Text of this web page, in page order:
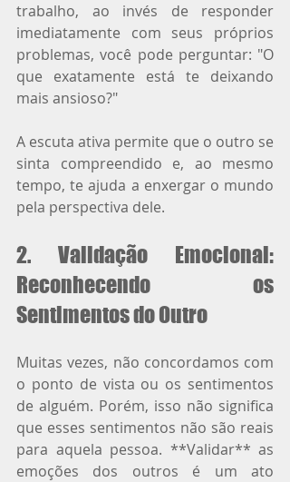
trabalho, ao invés de responder
imediatamente com seus próprios
problemas, você pode perguntar: "O
que exatamente está te deixando
mais ansioso?"
A escuta ativa permite que o outro se
sinta compreendido e, ao mesmo
tempo, te ajuda a enxergar o mundo
pela perspectiva dele.
2. Validação Emocional:
Reconhecendo os
Sentimentos do Outro
Muitas vezes, não concordamos com
o ponto de vista ou os sentimentos
de alguém. Porém, isso não significa
que esses sentimentos não são reais
para aquela pessoa. **Validar** as
emoções dos outros é um ato